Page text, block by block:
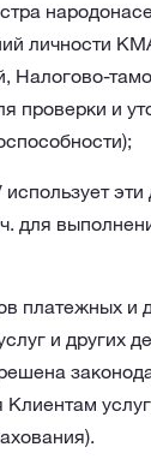
личности
Налогово-
проверки и
для
платежных и
и других